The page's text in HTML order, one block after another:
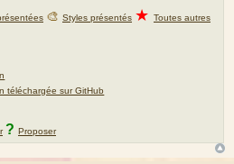
🎨 Styles présentés ★ Toutes autres
téléchargée sur GitHub
? Proposer